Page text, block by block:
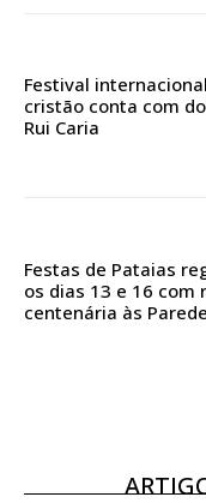
Acesso ao
Acesso aos
assinantes
Festival
cristão conta com
Rui Caria
Festas de Pataias
os dias 13 e 16 com
centenária às